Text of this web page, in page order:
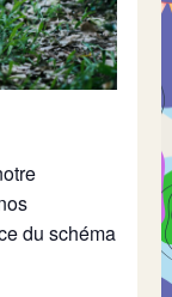
du schéma